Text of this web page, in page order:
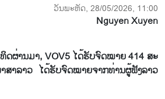
ວັນພະຫັດ, 28/05/2026, 11:00
Nguyen Xuyen
ດ​ຜ່ານມ​າ, VOV5 ໄດ້​ຮັບ​ຈົດ​ໝາຍ 414 ສະ​
ສາ​ລາວ ໄດ້​ຮັບ​ຈົດ​ໝາຍຈາກ​ທ່ານ​ຜູ້​ຟັງ​ລາວ